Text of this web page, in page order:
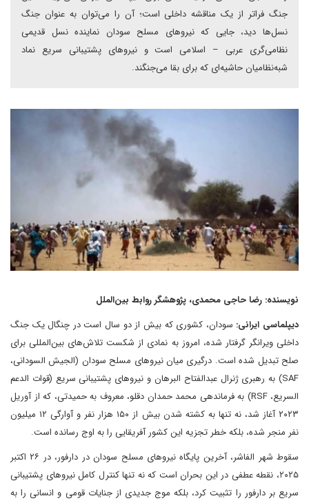
جنگ فراتر از یک مناقشه داخلی است؛ آن را می‌توان به عنوان جنگ
نسل‌ها دید، جایی که نیروهای مسلح سودان نماینده نسل قدیمی
نظامی‌گری عربی – اسلامی است و نیروهای پشتیبانی سریع نماد
شبه‌نظامیان حاشیه‌ای که برای بقا می‌جنگند.
نویسنده: رضا حاجی محمدی، پژوهشگر روابط بین‌الملل
دیپلماسی ایرانی: سودان، کشوری که بیش از دو سال است در چنگال یک جنگ
داخلی ویرانگر گرفتار شده، امروز به نمادی از شکست تلاش‌های بین‌المللی برای
صلح تبدیل شده است. درگیری میان نیروهای مسلح سودان (الجیش السودانی،
SAF) به رهبری ژنرال عبدالفتاح البرهان و نیروهای پشتیبانی سریع (قوات الدعم
السریع، RSF) به فرماندهی محمد حمدان دقلو، معروف به حمیدتی، که از آوریل
۲۰۲۳ آغاز شد، نه تنها به کشته شدن بیش از ۱۵۰ هزار نفر و آوارگی ۱۲ میلیون
نفر منجر شده، بلکه خطر تجزیه این کشور آفریقایی را به اوج رسانده است.
سقوط شهر الفاشر، آخرین پایگاه نیروهای مسلح سودان در دارفور، در ۲۶ اکتبر
۲۰۲۵، نقطه عطفی در این بحران است که نه تنها کنترل کامل نیروهای پشتیبانی
سریع بر دارفور را تثبیت کرد، بلکه موج جدیدی از جنایات قومی و انسانی را به